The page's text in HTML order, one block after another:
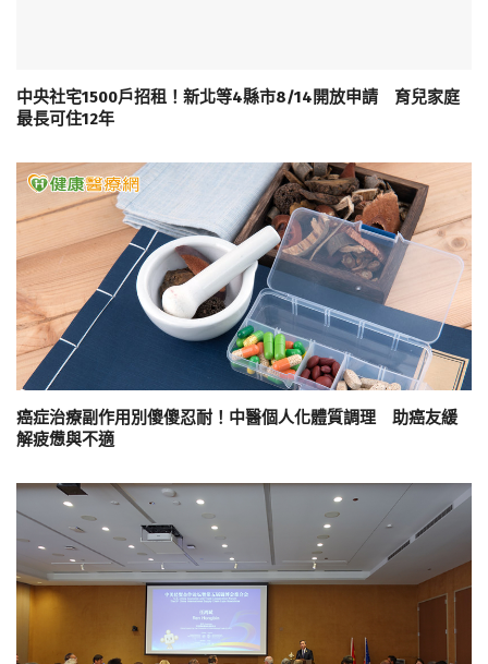
中央社宅1500戶招租！新北等4縣市8/14開放申請 育兒家庭
最長可住12年
癌症治療副作用別傻傻忍耐！中醫個人化體質調理 助癌友緩
解疲憊與不適